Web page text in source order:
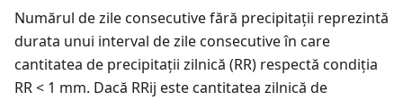
Numărul de zile consecutive fără precipitații reprezintă
durata unui interval de zile consecutive în care
cantitatea de precipitații zilnică (RR) respectă condiția
RR < 1 mm. Dacă RRij este cantitatea zilnică de